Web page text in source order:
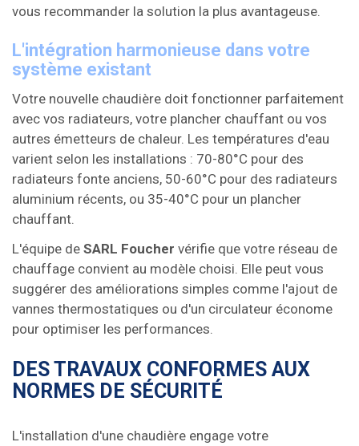
vous recommander la solution la plus avantageuse.
L'intégration harmonieuse dans votre
système existant
Votre nouvelle chaudière doit fonctionner parfaitement
avec vos radiateurs, votre plancher chauffant ou vos
autres émetteurs de chaleur. Les températures d'eau
varient selon les installations : 70-80°C pour des
radiateurs fonte anciens, 50-60°C pour des radiateurs
aluminium récents, ou 35-40°C pour un plancher
chauffant.
L'équipe de SARL Foucher vérifie que votre réseau de
chauffage convient au modèle choisi. Elle peut vous
suggérer des améliorations simples comme l'ajout de
vannes thermostatiques ou d'un circulateur économe
pour optimiser les performances.
DES TRAVAUX CONFORMES AUX
NORMES DE SÉCURITÉ
L'installation d'une chaudière engage votre